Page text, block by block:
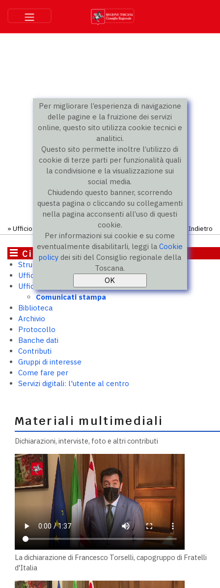
Per migliorare l’esperienza di navigazione
delle pagine e la fruizione dei servizi
online, questo sito utilizza cookie tecnici e
analitici.
Questo sito permette inoltre l’utilizzo di
cookie di terze parti per funzionalità quali
la condivisione e la visualizzazione sui
social media.
Chiudendo questo banner, scorrendo
questa pagina o cliccando su collegamenti
nella pagina acconsenti all’uso di questi
cookie.
Per informazioni sui cookie e su come
eventualmente disabilitarli, leggi laCookie
policy dei siti del Consiglio regionale della
Toscana.
» Ufficio stampa » Comunicato Indietro
Cittadini
Struttura e uffici
Ufficio relazioni con il pubblico
Ufficio stampa
Comunicati stampa
Biblioteca
Archivio
Protocollo
Banche dati
Contributi
Gruppi di interesse
Come fare per
Servizi digitali: l'utente al centro
Materiali multimediali
Dichiarazioni, interviste, foto e altri contributi
La dichiarazione di Francesco Torselli, capogruppo di Fratelli
d'Italia